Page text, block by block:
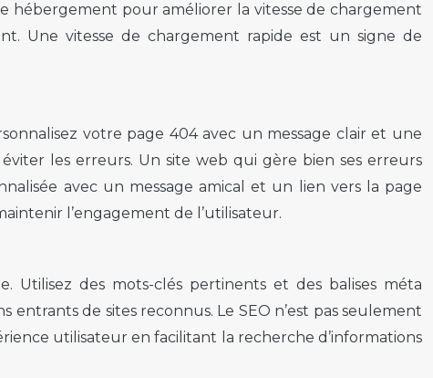
hébergement pour améliorer la vitesse de chargement
Une vitesse de chargement rapide est un signe de
votre page 404 avec un message clair et une
les erreurs. Un site web qui gère bien ses erreurs
avec un message amical et un lien vers la page
l’engagement de l’utilisateur.
des mots-clés pertinents et des balises méta
de sites reconnus. Le SEO n’est pas seulement
utilisateur en facilitant la recherche d’informations